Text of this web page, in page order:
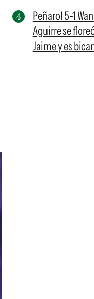
Peñarol 5-1
Aguirre se
Jaime y es